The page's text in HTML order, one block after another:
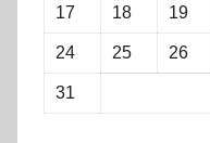
17 18 19
24 25 26
31